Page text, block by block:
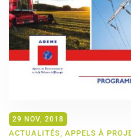
29 NOV, 2018
ACTUALITÉS APPELS À